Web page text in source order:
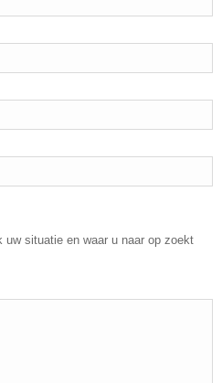
uw situatie en waar u naar op zoekt